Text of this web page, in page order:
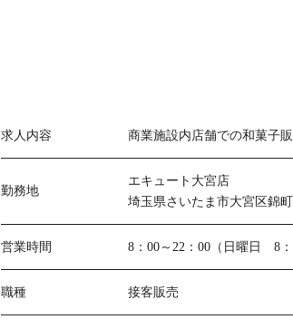
求人内容 商業施設内店舗での和菓子
勤務地
エキュート大宮店
埼玉県さいたま市大宮区錦
営業時間 8：00～22：00（日曜日 8：
職種 接客販売